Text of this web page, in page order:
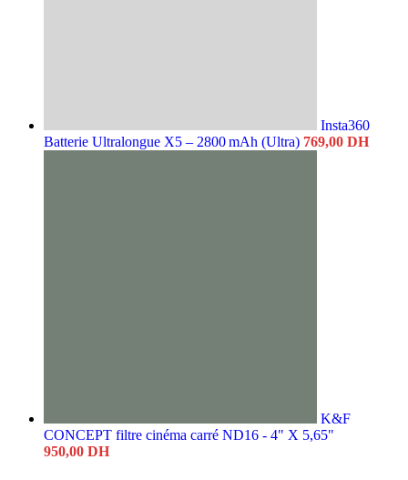
Insta360
Batterie Ultralongue X5 – 2800 mAh (Ultra) 769,00 DH
K&F
CONCEPT filtre cinéma carré ND16 - 4" X 5,65"
950,00 DH